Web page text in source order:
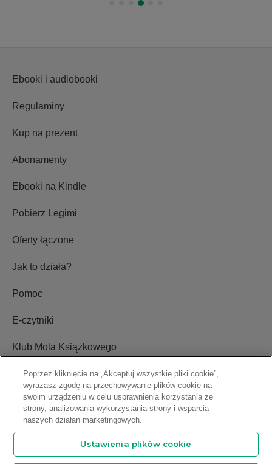
Ebooki i audiobooki
Regulaminy
Kup na prezent
Abonamenty
Ebooki na Kindle
Pobierz Legimi
Oferty łączone
Jak to działa?
Pomoc
E-czytniki
Klub Mola Książkowego
Ustawienia plików cookie
Blog
Relacje inwestorskie
Poprzez kliknięcie na „Akceptuj wszystkie pliki cookie”,
wyrażasz zgodę na przechowywanie plików cookie na
swoim urządzeniu w celu usprawnienia korzystania ze
strony, analizowania wykorzystania strony i wsparcia
naszych działań marketingowych.
Ustawienia plików cookie